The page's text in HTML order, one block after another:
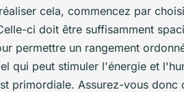
cela, commencez par
ci doit être suffisamment
permettre un rangement
qui peut stimuler l'énergie et
primordiale. Assurez-vous donc